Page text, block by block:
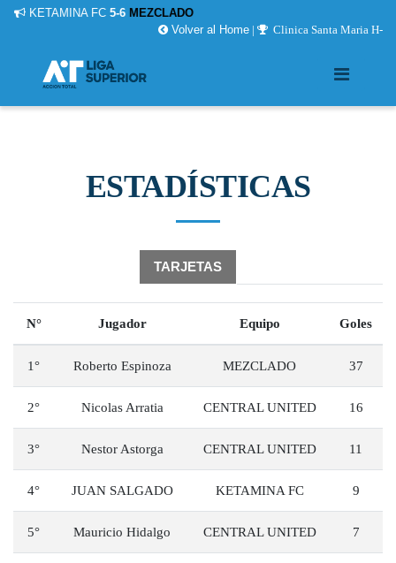
KETAMINA FC 5-6 MEZCLADO
Volver al Home | Clinica Santa Maria H-
ESTADÍSTICAS
TARJETAS
N° Jugador Equipo Goles
1° Roberto Espinoza MEZCLADO 37
2° Nicolas Arratia CENTRAL UNITED 16
3° Nestor Astorga CENTRAL UNITED 11
4° JUAN SALGADO KETAMINA FC 9
5° Mauricio Hidalgo CENTRAL UNITED 7